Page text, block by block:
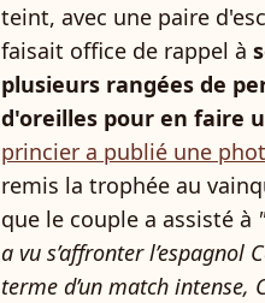
teint, avec une paire
faisait office de rappel à
plusieurs rangées de
d'oreilles pour en faire
princier a publié une
remis la trophée au
que le couple a assisté à
a vu s’affronter l’espagnol
terme d’un match intense,